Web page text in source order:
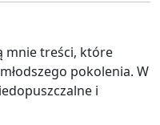
mnie treści, które
pokolenia. W
i